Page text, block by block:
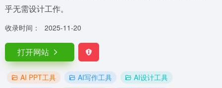
乎无需设计工作。
收录时间： 2025-11-20
打开网站
AI PPT工具 AI写作工具
AI设计工具